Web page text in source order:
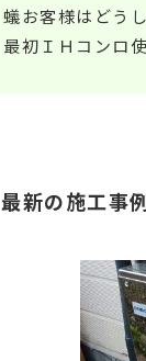
蟻お客様はどう
最初ＩＨコンロ
最新の施工事